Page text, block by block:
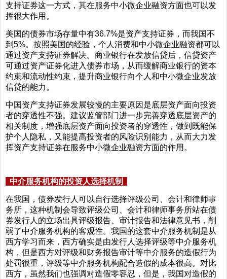
支持证券这一方式，其在服务中小微企业融资方面也可以发
挥很大作用。
美国的债券市场存量中有36.7%是资产支持证券，而我国不
到5%。按照美国的经验，个人消费和中小微企业融资都可以
通过资产支持证券解决。商业银行在发放信贷后，信贷资产
可通过资产证券化进入债券市场，从而缓解商业银行的资本
约束和流动性约束，提升商业银行向个人和中小微企业发放
信贷的能力。
中国资产支持证券发展较慢的主要原因是底层资产面向投资
者的穿透性不强。建议监管部门进一步完善穿透底层资产的
相关制度，增强底层资产面向投资者的穿透性，做到既能保
护个人隐私，又能提高投资者的风险识别能力，从而大力发
挥资产支持证券在服务中小微企业融资方面的作用。
中介服务机构的投资人选择机制
在我国，债券发行人可以自行选择评级公司、会计和律师事
务所，这种机制会导致评级公司、会计和律师事务所站在债
券发行人的立场出具评级报告、审计报告和法律意见书，削
弱了中介服务机构的客观性。我国的这套中介服务机制是从
西方学习而来，西方确实是由发行人选择评级等中介服务机
构，但是西方对评级和财务报告审计等中介服务的造假行为
处罚很重，评级等中介服务机构配合造假的成本很高。对比
西方，虽然我们也强调对造假零容忍，但是，我国对造假的